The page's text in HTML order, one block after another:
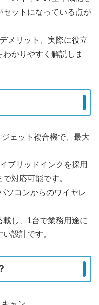
セットになっている点が
メリット、実際に役立
かりやすく解説しま
ェット複合機で、最大
ブリッドインクを採用
対応可能です。
ソコンからのワイヤレ
載し、1台で業務用途に
設計です。
ャン